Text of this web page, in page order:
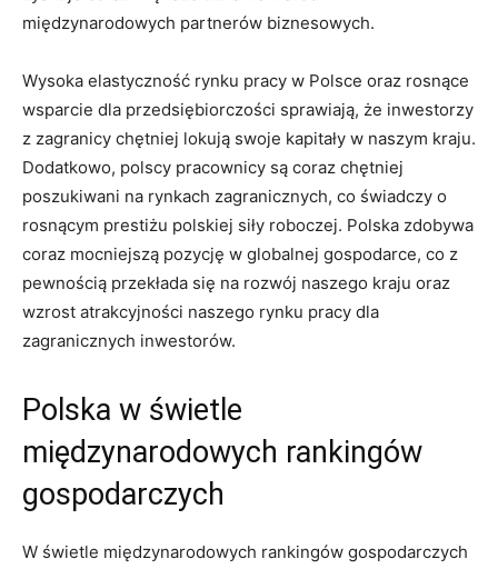
międzynarodowych⁢ partnerów biznesowych.
Wysoka elastyczność rynku pracy w Polsce⁤ oraz rosnące
wsparcie dla przedsiębiorczości sprawiają, że inwestorzy
z zagranicy chętniej lokują swoje kapitały w naszym ​kraju.
Dodatkowo, polscy pracownicy są coraz chętniej⁤
poszukiwani na rynkach zagranicznych, co świadczy o⁤
rosnącym prestiżu polskiej siły roboczej. Polska zdobywa
coraz mocniejszą​ pozycję ⁢w globalnej ⁤gospodarce, co z
pewnością przekłada się na rozwój naszego kraju oraz
wzrost atrakcyjności naszego‌ rynku pracy dla
zagranicznych inwestorów.
Polska w świetle
międzynarodowych rankingów
gospodarczych
W świetle międzynarodowych rankingów gospodarczych